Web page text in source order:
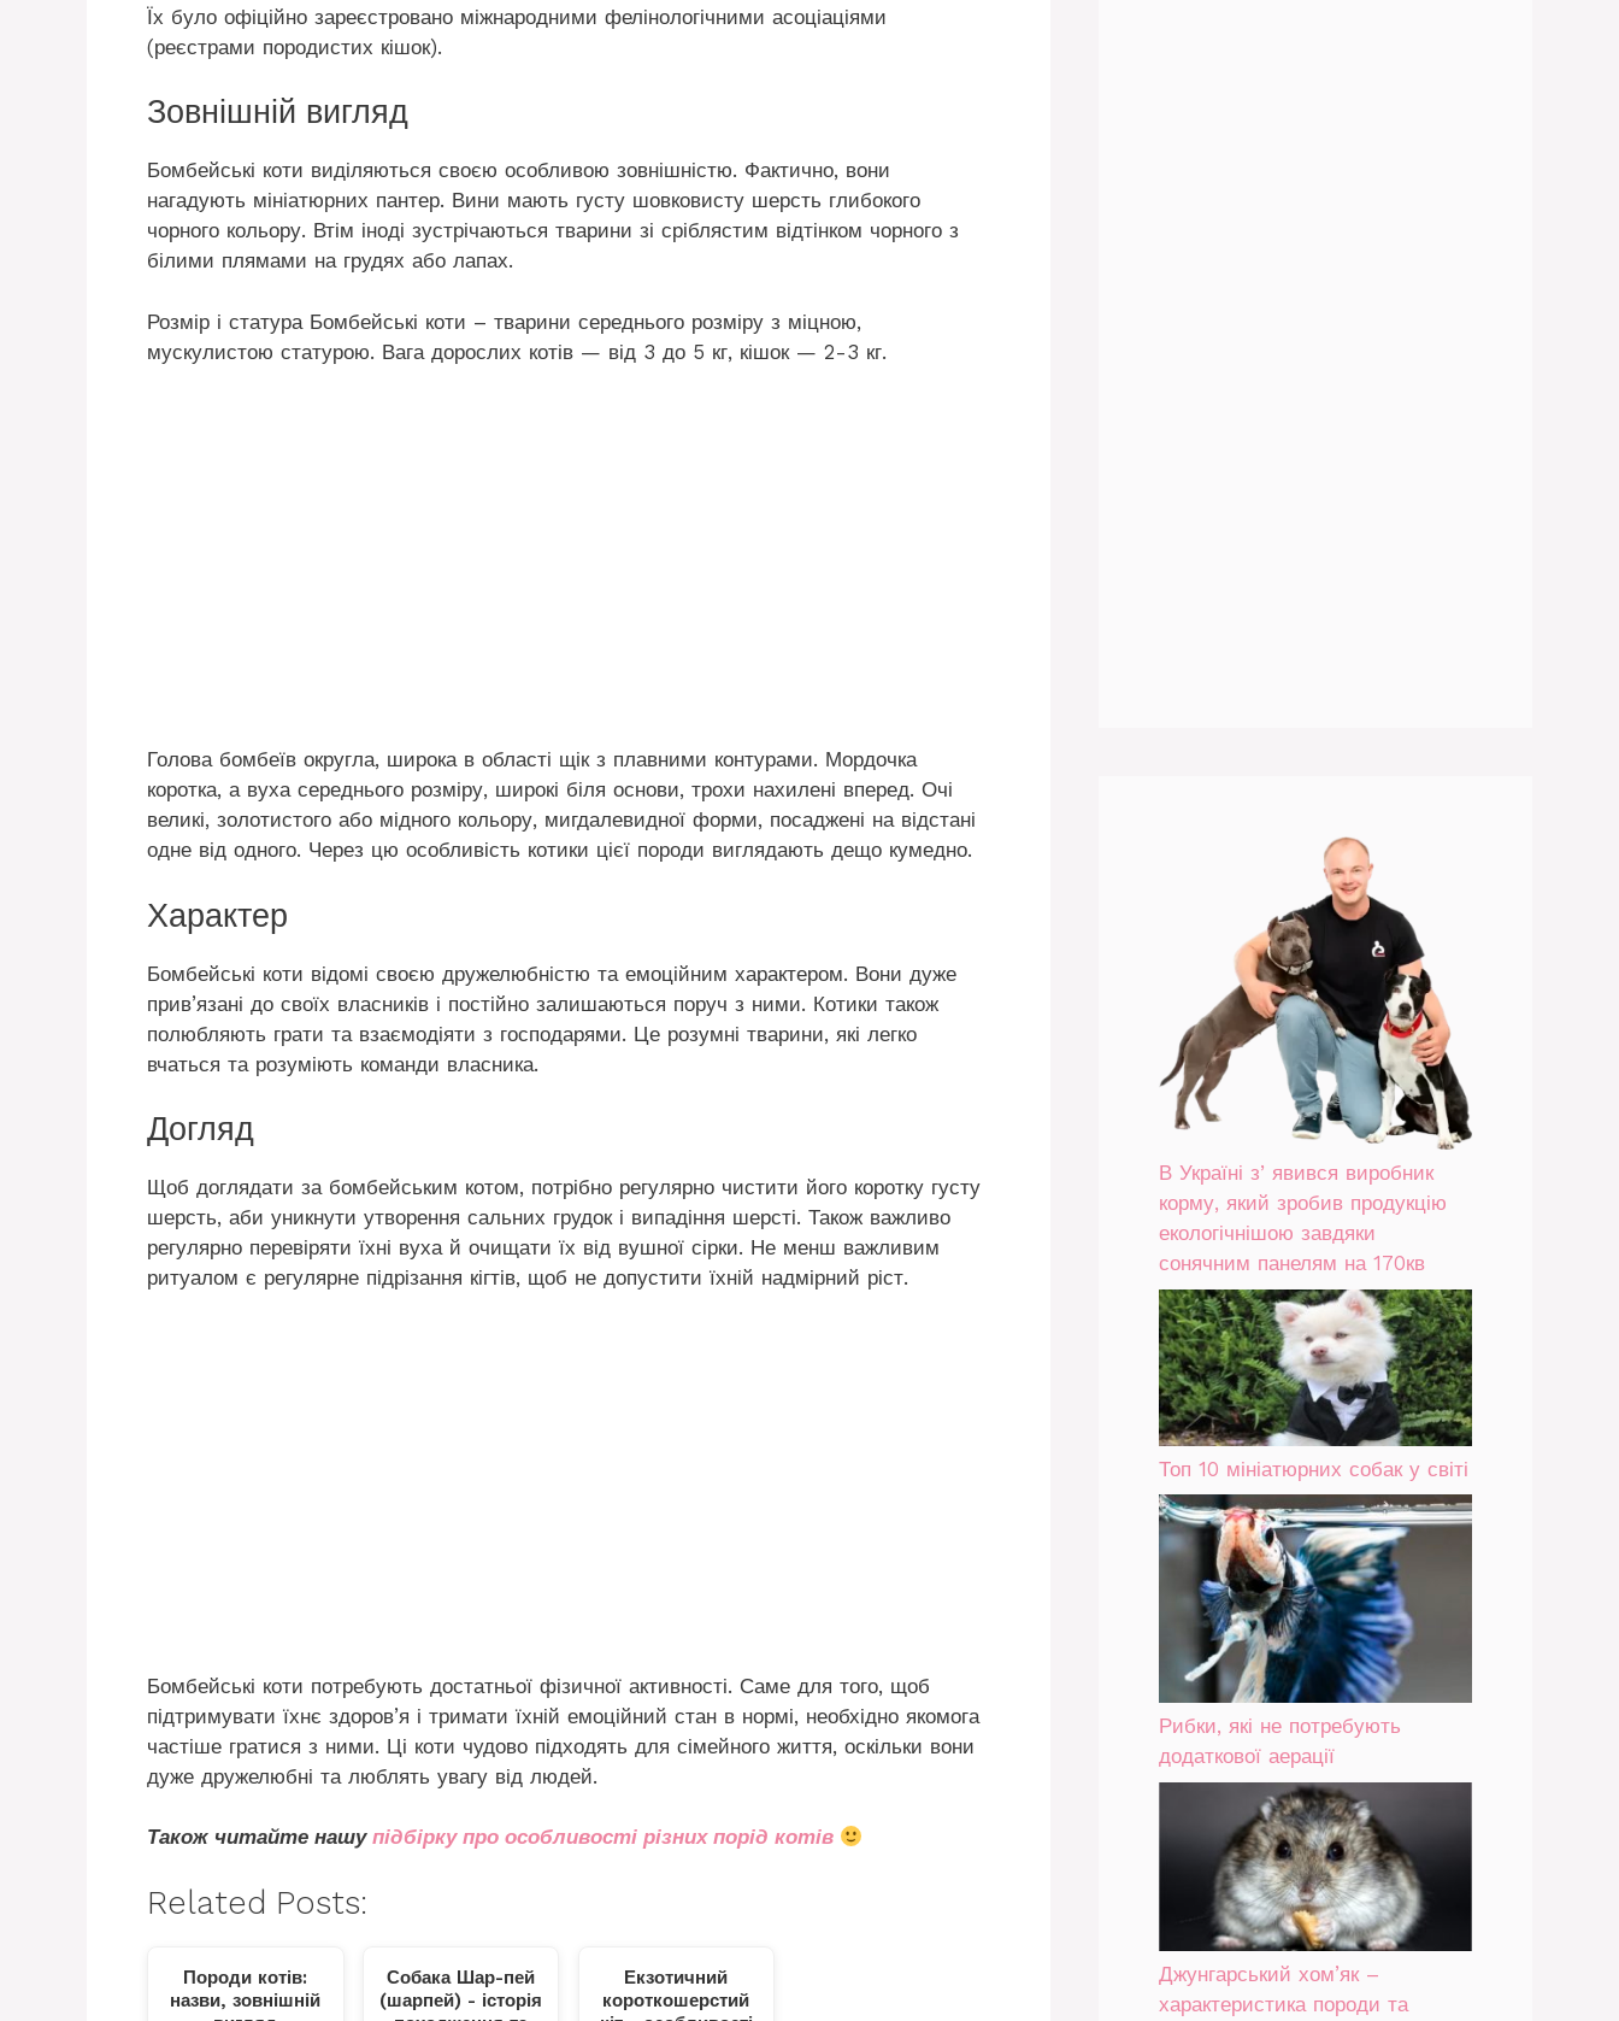
Їх було офіційно зареєстровано міжнародними фелінологічними асоціаціями
(реєстрами породистих кішок).
Зовнішній вигляд
Бомбейські коти виділяються своєю особливою зовнішністю. Фактично, вони
нагадують мініатюрних пантер. Вини мають густу шовковисту шерсть глибокого
чорного кольору. Втім іноді зустрічаються тварини зі сріблястим відтінком чорного з
білими плямами на грудях або лапах.
Розмір і статура Бомбейські коти – тварини середнього розміру з міцною,
мускулистою статурою. Вага дорослих котів — від 3 до 5 кг, кішок — 2-3 кг.
Голова бомбеїв округла, широка в області щік з плавними контурами. Мордочка
коротка, а вуха середнього розміру, широкі біля основи, трохи нахилені вперед. Очі
великі, золотистого або мідного кольору, мигдалевидної форми, посаджені на відстані
одне від одного. Через цю особливість котики цієї породи виглядають дещо кумедно.
Характер
Бомбейські коти відомі своєю дружелюбністю та емоційним характером. Вони дуже
прив’язані до своїх власників і постійно залишаються поруч з ними. Котики також
полюбляють грати та взаємодіяти з господарями. Це розумні тварини, які легко
вчаться та розуміють команди власника.
Догляд
Щоб доглядати за бомбейським котом, потрібно регулярно чистити його коротку густу
шерсть, аби уникнути утворення сальних грудок і випадіння шерсті. Також важливо
регулярно перевіряти їхні вуха й очищати їх від вушної сірки. Не менш важливим
ритуалом є регулярне підрізання кігтів, щоб не допустити їхній надмірний ріст.
Бомбейські коти потребують достатньої фізичної активності. Саме для того, щоб
підтримувати їхнє здоров’я і тримати їхній емоційний стан в нормі, необхідно якомога
частіше гратися з ними. Ці коти чудово підходять для сімейного життя, оскільки вони
дуже дружелюбні та люблять увагу від людей.
Також читайте нашу підбірку про особливості різних порід котів
Related Posts:
Породи котів:
назви, зовнішній
Собака Шар-пей
(шарпей) - історія
Екзотичний
короткошерстий
В Україні зʼявився виробник
корму, який зробив продукцію
екологічнішою завдяки
сонячним панелям на 170кв
Топ 10 мініатюрних собак у світі
Рибки, які не потребують
додаткової аерації
Джунгарський хом’як –
характеристика породи та